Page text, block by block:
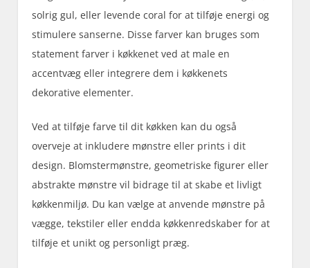
solrig gul, eller levende coral for at tilføje energi og
stimulere sanserne. Disse farver kan bruges som
statement farver i køkkenet ved at male en
accentvæg eller integrere dem i køkkenets
dekorative elementer.
Ved at tilføje farve til dit køkken kan du også
overveje at inkludere mønstre eller prints i dit
design. Blomstermønstre, geometriske figurer eller
abstrakte mønstre vil bidrage til at skabe et livligt
køkkenmiljø. Du kan vælge at anvende mønstre på
vægge, tekstiler eller endda køkkenredskaber for at
tilføje et unikt og personligt præg.